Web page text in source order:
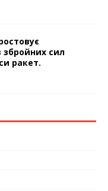
сил
ракет.